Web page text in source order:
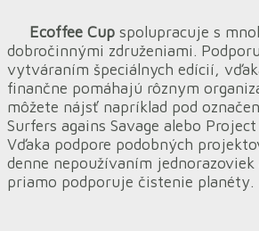
Ecoffee Cup spolupracuje s
dobročinnými združeniami.
vytváraním špeciálnych edícií,
finančne pomáhajú rôznym
môžete nájsť napríklad pod
Surfers agains Savage alebo
Vďaka podpore podobných
denne nepoužívaním jednorazoviek
priamo podporuje čistenie planéty.